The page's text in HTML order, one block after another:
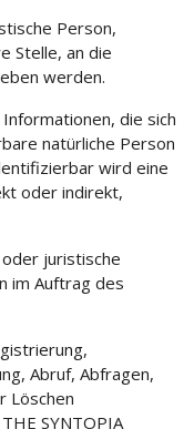
Person,
Stelle, an die
werden.
die sich
natürliche Person
wird eine
oder indirekt,
juristische
im Auftrag des
Abruf, Abfragen,
Löschen
SYNTOPIA